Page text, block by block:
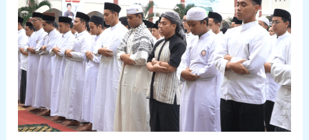
Idul
Adha
1447
H:
Menjelajahi
Berbagai
Aktivitas